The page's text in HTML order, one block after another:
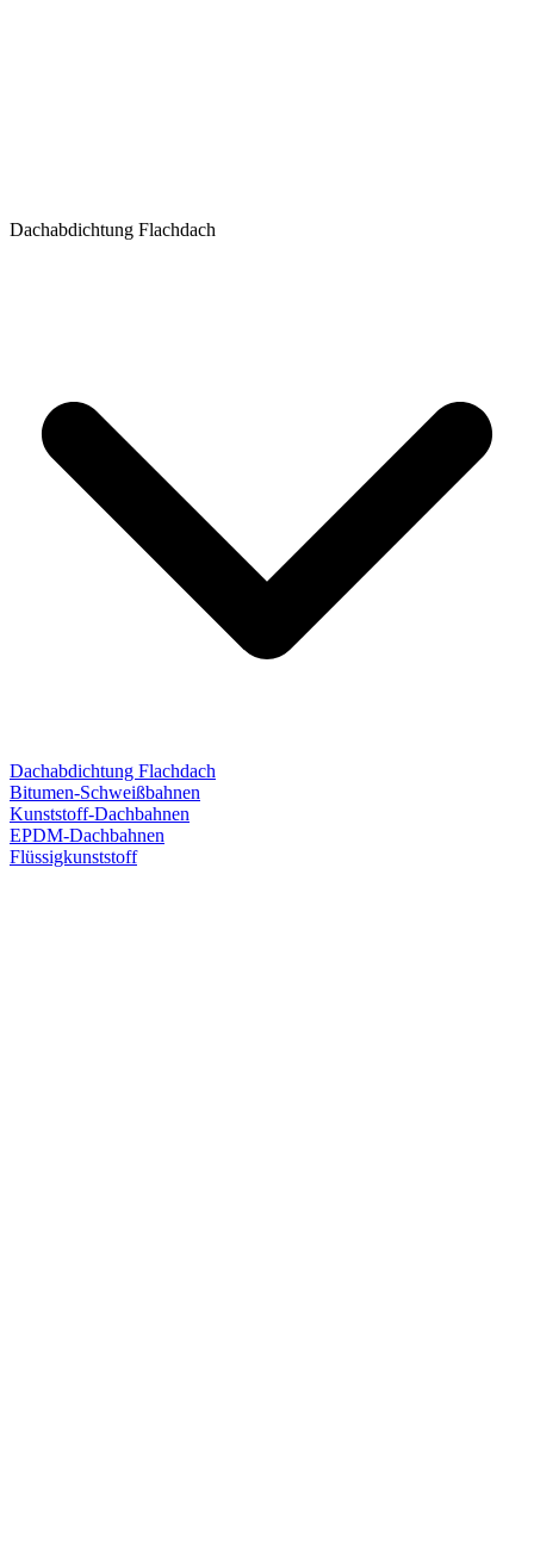
Dachabdichtung Flachdach
Dachabdichtung Flachdach
Bitumen-Schweißbahnen
Kunststoff-Dachbahnen
EPDM-Dachbahnen
Flüssigkunststoff